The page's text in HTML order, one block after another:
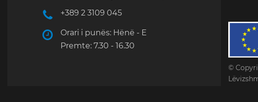
+389 2 3109 045
Orari i punës: Hënë - E
Premte: 7.30 - 16.30
©